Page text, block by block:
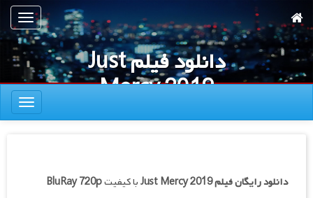
به
محتوای
اصلی
ناوبری
دانلود فیلم Just
Mercy 2019
ناوبری
دانلود رایگان فیلمJust Mercy 2019با کیفیتBluRay 720p